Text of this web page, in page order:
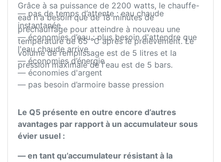
Grâce à sa puissance de 2200 watts, le chauffe-
eau n'a besoin que de 18 minutes de
préchauffage pour atteindre à nouveau une
température de 65 °C après le prélèvement. Le
volume de remplissage est de 5 litres et la
pression maximale de l'eau est de 5 bars.
— pas de temps d’attente : eau chaude
instantanée
— économies d’eau : plus besoin d'attendre que
l'eau chaude arrive
— économies d’énergie
— économies d'argent
— pas besoin d’armoire basse pression
Le Q5 présente en outre encore d’autres
avantages par rapport à un accumulateur sous
évier usuel :
— en tant qu’accumulateur résistant à la